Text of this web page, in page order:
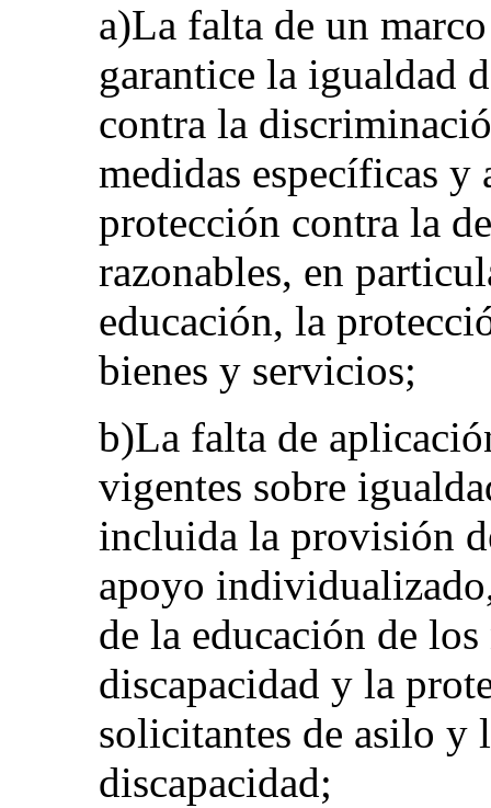
a)La falta de un
garantice la igualdad
contra la
medidas específicas
protección contra la
razonables, en
educación, la
bienes y servicios;
b)La falta de
vigentes sobre
incluida la provisión
apoyo
de la educación de
discapacidad y la
solicitantes de asilo y
discapacidad;